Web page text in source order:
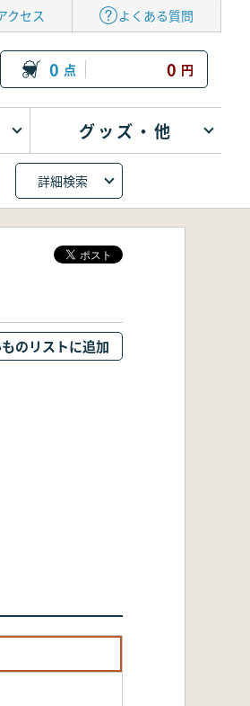
クセス よくある質問
0 点 0 円
グッズ・他
詳細検索
のリストに追加